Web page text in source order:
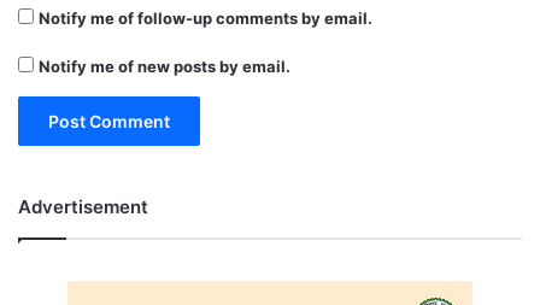
Notify me of follow-up comments by email.
Notify me of new posts by email.
Advertisement